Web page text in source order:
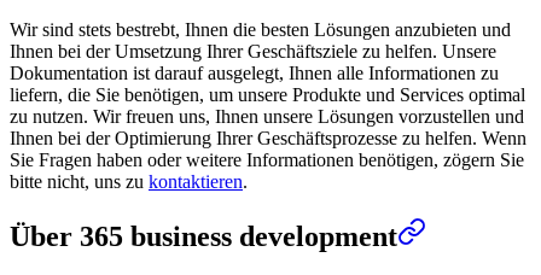
Wir sind stets bestrebt, Ihnen die besten Lösungen anzubieten und
Ihnen bei der Umsetzung Ihrer Geschäftsziele zu helfen. Unsere
Dokumentation ist darauf ausgelegt, Ihnen alle Informationen zu
liefern, die Sie benötigen, um unsere Produkte und Services optimal
zu nutzen. Wir freuen uns, Ihnen unsere Lösungen vorzustellen und
Ihnen bei der Optimierung Ihrer Geschäftsprozesse zu helfen. Wenn
Sie Fragen haben oder weitere Informationen benötigen, zögern Sie
bitte nicht, uns zu kontaktieren.
Über 365 business development